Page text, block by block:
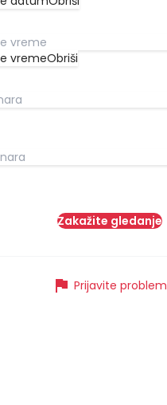
vremeObriši
Zakažite gledanje
flag Prijavite problem